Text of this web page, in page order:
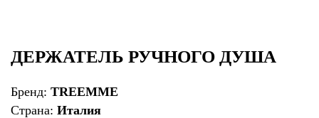
ДЕРЖАТЕЛЬ РУЧНОГО ДУША
Бренд: TREEMME
Страна: Италия